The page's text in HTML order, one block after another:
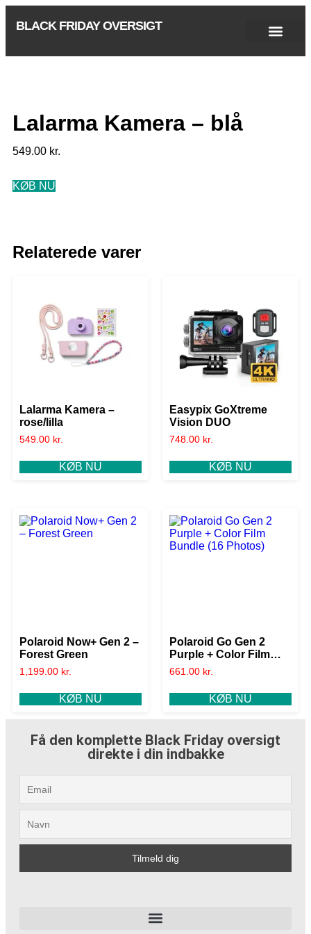
BLACK FRIDAY OVERSIGT
Lalarma Kamera – blå
549.00 kr.
KØB NU
Relaterede varer
Lalarma Kamera –
rose/lilla
549.00 kr.
KØB NU
Easypix GoXtreme
Vision DUO
748.00 kr.
KØB NU
Polaroid Now+ Gen 2 –
Forest Green
1,199.00 kr.
KØB NU
Polaroid Go Gen 2
Purple + Color Film
Bundle (16 Photos)
661.00 kr.
KØB NU
Få den komplette Black Friday oversigt
direkte i din indbakke